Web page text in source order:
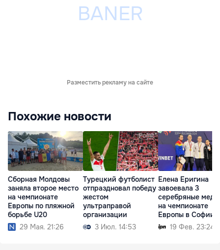
Разместить рекламу на сайте
Похожие новости
Сборная Молдовы
заняла второе место
на чемпионате
Европы по пляжной
борьбе U20
29 Мая. 21:26
Турецкий футболист
отпраздновал победу
жестом
ультраправой
организации
3 Июл. 14:53
Елена Еригина
завоевала 3
серебряные
на чемпионате
Европы в Софии
19 Фев. 23:24